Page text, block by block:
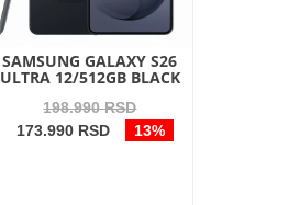
SAMSUNG GALAXY S26
ULTRA 12/512GB BLACK
198.990 RSD
173.990 RSD
13%